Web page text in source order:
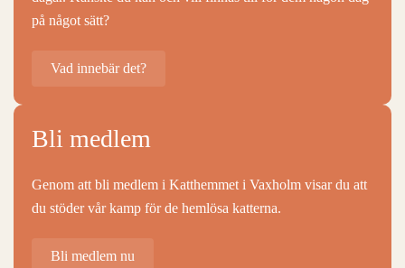
på något sätt?
Vad innebär det?
Bli medlem
Genom att bli medlem i Katthemmet i Vaxholm visar du att
du stöder vår kamp för de hemlösa katterna.
Bli medlem nu